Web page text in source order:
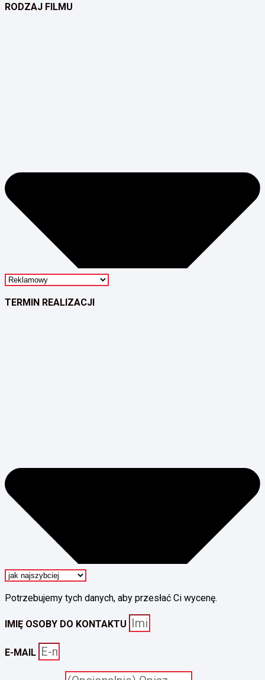
RODZAJ FILMU
TERMIN REALIZACJI
Potrzebujemy tych danych, aby przesłać Ci wycenę.
IMIĘ OSOBY DO KONTAKTU
E-MAIL